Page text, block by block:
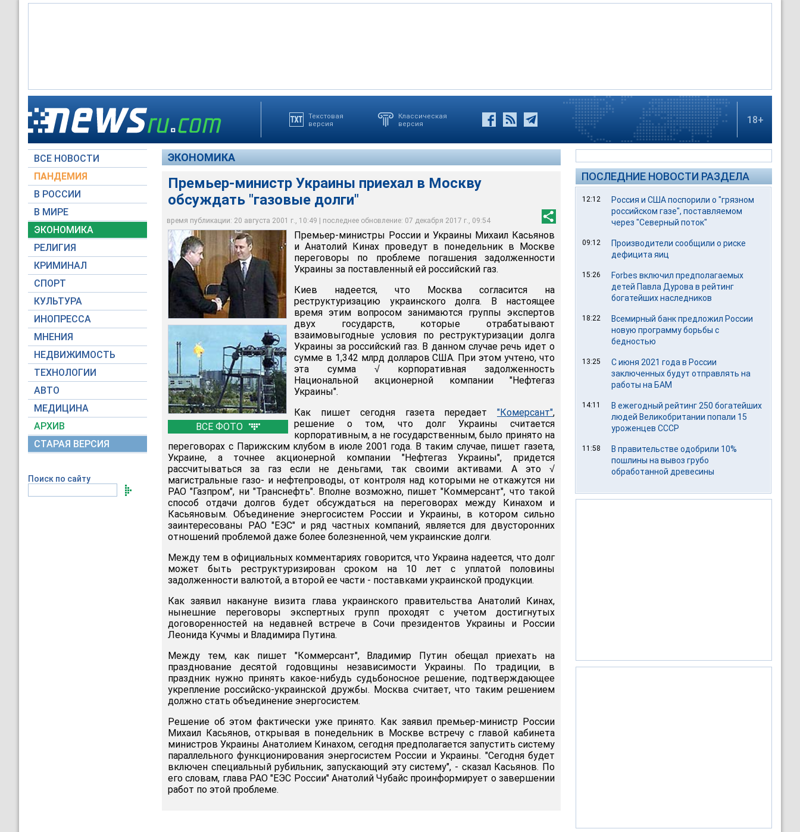
Текстовая
версия
Классическая
версия
18+
ВСЕ НОВОСТИ
ПАНДЕМИЯ
В РОССИИ
В МИРЕ
ЭКОНОМИКА
РЕЛИГИЯ
КРИМИНАЛ
СПОРТ
КУЛЬТУРА
ИНОПРЕССА
МНЕНИЯ
НЕДВИЖИМОСТЬ
ТЕХНОЛОГИИ
АВТО
МЕДИЦИНА
АРХИВ
СТАРАЯ ВЕРСИЯ
Поиск по сайту
ЭКОНОМИКА
Премьер-министр Украины приехал в Москву
обсуждать "газовые долги"
время публикации: 20 августа 2001 г., 10:49 | последнее обновление: 07 декабря 2017 г., 09:54
ВСЕ ФОТО
Премьер-министр Украины приехал в Москву обсуждать "газовые долги"
Архив НТВ.ru
Премьер-министр Украины приехал в Москву обсуждать "газовые долги"
Архив НТВ.ru
Премьер-министр Украины приехал в Москву обсуждать "газовые долги"
Архив НТВ.ru
Премьер-министр Украины приехал в Москву обсуждать "газовые долги"
Архив НТВ.ru
Премьер-министры России и Украины Михаил Касьянов
и Анатолий Кинах проведут в понедельник в Москве
переговоры по проблеме погашения задолженности
Украины за поставленный ей российский газ.
Киев надеется, что Москва согласится на
реструктуризацию украинского долга. В настоящее
время этим вопросом занимаются группы экспертов
двух государств, которые отрабатывают
взаимовыгодные условия по реструктуризации долга
Украины за российский газ. В данном случае речь идет о
сумме в 1,342 млрд долларов США. При этом учтено, что
эта сумма √ корпоративная задолженность
Национальной акционерной компании "Нефтегаз
Украины".
Как пишет сегодня газета передает "Комерсант",
решение о том, что долг Украины считается
корпоративным, а не государственным, было принято на
переговорах с Парижским клубом в июле 2001 года. В таким случае, пишет газета,
Украине, а точнее акционерной компании "Нефтегаз Украины", придется
рассчитываться за газ если не деньгами, так своими активами. А это √
магистральные газо- и нефтепроводы, от контроля над которыми не откажутся ни
РАО "Газпром", ни "Транснефть". Вполне возможно, пишет "Коммерсант", что такой
способ отдачи долгов будет обсуждаться на переговорах между Кинахом и
Касьяновым. Объединение энергосистем России и Украины, в котором сильно
заинтересованы РАО "ЕЭС" и ряд частных компаний, является для двусторонних
отношений проблемой даже более болезненной, чем украинские долги.
Между тем в официальных комментариях говорится, что Украина надеется, что долг
может быть реструктуризирован сроком на 10 лет с уплатой половины
задолженности валютой, а второй ее части - поставками украинской продукции.
Как заявил накануне визита глава украинского правительства Анатолий Кинах,
нынешние переговоры экспертных групп проходят с учетом достигнутых
договоренностей на недавней встрече в Сочи президентов Украины и России
Леонида Кучмы и Владимира Путина.
Между тем, как пишет "Коммерсант", Владимир Путин обещал приехать на
празднование десятой годовщины независимости Украины. По традиции, в
праздник нужно принять какое-нибудь судьбоносное решение, подтверждающее
укрепление российско-украинской дружбы. Москва считает, что таким решением
должно стать объединение энергосистем.
Решение об этом фактически уже принято. Как заявил премьер-министр России
Михаил Касьянов, открывая в понедельник в Москве встречу с главой кабинета
министров Украины Анатолием Кинахом, сегодня предполагается запустить систему
параллельного функционирования энергосистем России и Украины. "Сегодня будет
включен специальный рубильник, запускающий эту систему", - сказал Касьянов. По
его словам, глава РАО "ЕЭС России" Анатолий Чубайс проинформирует о завершении
работ по этой проблеме.
ПОСЛЕДНИЕ НОВОСТИ РАЗДЕЛА
12:12
Россия и США поспорили о "грязном
российском газе", поставляемом
через "Северный поток"
09:12
Производители сообщили о риске
дефицита яиц
15:26
Forbes включил предполагаемых
детей Павла Дурова в рейтинг
богатейших наследников
18:22
Всемирный банк предложил России
новую программу борьбы с
бедностью
13:25
С июня 2021 года в России
заключенных будут отправлять на
работы на БАМ
14:11
В ежегодный рейтинг 250 богатейших
людей Великобритании попали 15
уроженцев СССР
11:58
В правительстве одобрили 10%
пошлины на вывоз грубо
обработанной древесины